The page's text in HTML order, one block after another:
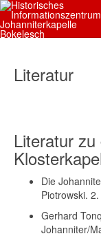
Literatur
Literatur
Die
Piotrowski.
Gerhard
Johanniter/